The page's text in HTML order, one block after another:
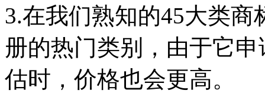
3.在我们熟知的45大类
册的热门类别，由于它
估时，价格也会更高。